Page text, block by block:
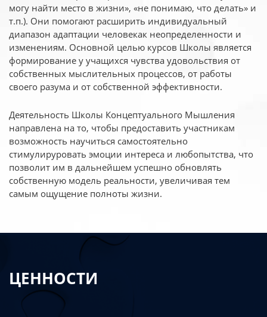
могу найти место в жизни», «не понимаю, что делать» и
т.п.). Они помогают расширить индивидуальный
диапазон адаптации человекак неопределенности и
изменениям. Основной целью курсов Школы является
формирование у учащихся чувства удовольствия от
собственных мыслительных процессов, от работы
своего разума и от собственной эффективности.
Деятельность Школы Концептуального Мышления
направлена на то, чтобы предоставить участникам
возможность научиться самостоятельно
стимулируровать эмоции интереса и любопытства, что
позволит им в дальнейшем успешно обновлять
собственную модель реальности, увеличивая тем
самым ощущение полноты жизни.
ЦЕННОСТИ